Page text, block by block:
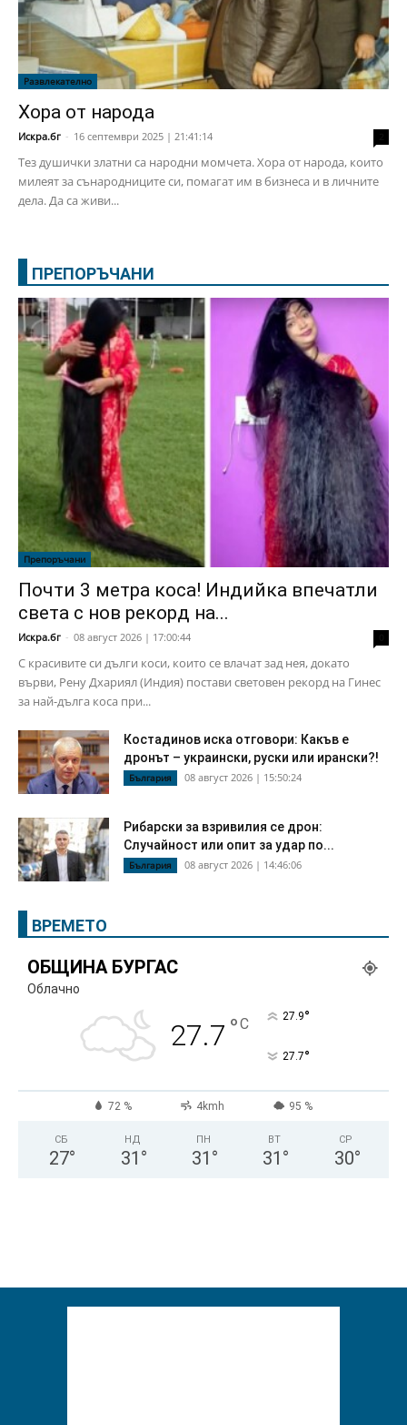
Развлекателно
Хора от народа
Искра.бг - 16 септември 2025 | 21:41:14
Тез душички златни са народни момчета. Хора от народа, които
милеят за сънародниците си, помагат им в бизнеса и в личните
дела. Да са живи...
ПРЕПОРЪЧАНИ
Препоръчани
Почти 3 метра коса! Индийка впечатли
света с нов рекорд на...
Искра.бг - 08 август 2026 | 17:00:44
С красивите си дълги коси, които се влачат зад нея, докато
върви, Рену Дхариял (Индия) постави световен рекорд на Гинес
за най-дълга коса при...
Костадинов иска отговори: Какъв е
дронът – украински, руски или ирански?!
България 08 август 2026 | 15:50:24
Рибарски за взривилия се дрон:
Случайност или опит за удар по...
България 08 август 2026 | 14:46:06
ВРЕМЕТО
ОБЩИНА БУРГАС
Облачно
27.7 °C 27.9°
27.7°
72 % 4kmh 95 %
СБ
27°
НД
31 °
ПН
31 °
ВТ
31 °
СР
30°